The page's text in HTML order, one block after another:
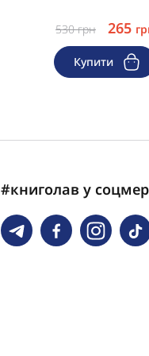
530грн 265
Купити
#книголав у